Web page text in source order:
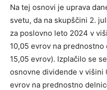
Na tej osnovi je uprava
svetu, da na skupščini 2.
za poslovno leto 2024 v
10,05 evrov na
15,05 evrov). Izplačilo se
osnovne dividende v višini
evrov na prednostno